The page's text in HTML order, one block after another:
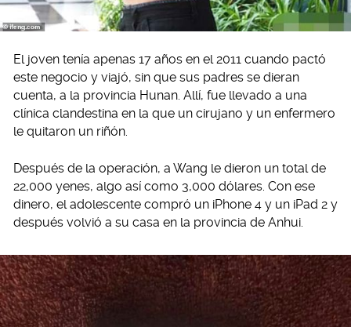
El joven tenía apenas 17 años en el 2011 cuando pactó
este negocio y viajó, sin que sus padres se dieran
cuenta, a la provincia Hunan. Allí, fue llevado a una
clínica clandestina en la que un cirujano y un enfermero
le quitaron un riñón.
Después de la operación, a Wang le dieron un total de
22,000 yenes, algo así como 3,000 dólares. Con ese
dinero, el adolescente compró un iPhone 4 y un iPad 2 y
después volvió a su casa en la provincia de Anhui.